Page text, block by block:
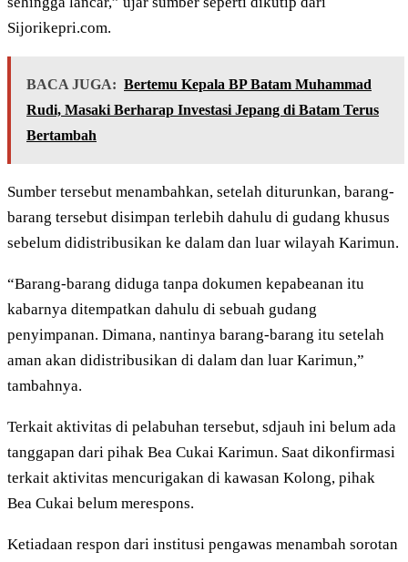
Sijorikepri.com.
BACA JUGA: Bertemu Kepala BP Batam Muhammad
Rudi, Masaki Berharap Investasi Jepang di Batam Terus
Bertambah
Sumber tersebut menambahkan, setelah diturunkan, barang-
barang tersebut disimpan terlebih dahulu di gudang khusus
sebelum didistribusikan ke dalam dan luar wilayah Karimun.
“Barang-barang diduga tanpa dokumen kepabeanan itu
kabarnya ditempatkan dahulu di sebuah gudang
penyimpanan. Dimana, nantinya barang-barang itu setelah
aman akan didistribusikan di dalam dan luar Karimun,”
tambahnya.
Terkait aktivitas di pelabuhan tersebut, sdjauh ini belum ada
tanggapan dari pihak Bea Cukai Karimun. Saat dikonfirmasi
terkait aktivitas mencurigakan di kawasan Kolong, pihak
Bea Cukai belum merespons.
Ketiadaan respon dari institusi pengawas menambah sorotan